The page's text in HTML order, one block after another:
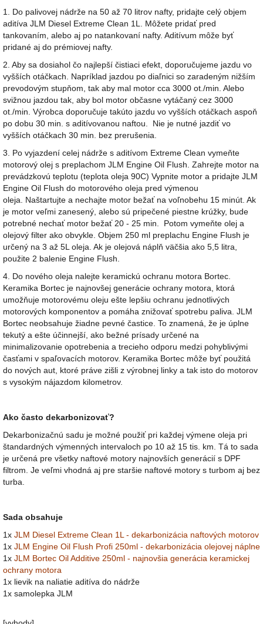
1. Do palivovej nádrže na 50 až 70 litrov nafty, pridajte celý objem
aditíva JLM Diesel Extreme Clean 1L. Môžete pridať pred
tankovaním, alebo aj po natankovaní nafty. Aditívum môže byť
pridané aj do prémiovej nafty.
2. Aby sa dosiahol čo najlepší čistiaci efekt, doporučujeme jazdu vo
vyšších otáčkach. Napríklad jazdou po diaľnici so zaradeným nižším
prevodovým stupňom, tak aby mal motor cca 3000 ot./min. Alebo
svižnou jazdou tak, aby bol motor občasne vytáčaný cez 3000
ot./min. Výrobca doporučuje takúto jazdu vo vyšších otáčkach aspoň
po dobu 30 min. s aditívovanou naftou. Nie je nutné jazdiť vo
vyšších otáčkach 30 min. bez prerušenia.
3. Po vyjazdení celej nádrže s aditívom Extreme Clean vymeňte
motorový olej s preplachom JLM Engine Oil Flush. Zahrejte motor na
prevádzkovú teplotu (teplota oleja 90C) Vypnite motor a pridajte JLM
Engine Oil Flush do motorového oleja pred výmenou
oleja. Naštartujte a nechajte motor bežať na voľnobehu 15 minút. Ak
je motor veľmi zanesený, alebo sú pripečené piestne krúžky, bude
potrebné nechať motor bežať 20 - 25 min. Potom vymeňte olej a
olejový filter ako obvykle. Objem 250 ml preplachu Engine Flush je
určený na 3 až 5L oleja. Ak je olejová náplň väčšia ako 5,5 litra,
použite 2 balenie Engine Flush.
4. Do nového oleja nalejte keramickú ochranu motora Bortec.
Keramika Bortec je najnovšej generácie ochrany motora, ktorá
umožňuje motorovému oleju ešte lepšiu ochranu jednotlivých
motorových komponentov a pomáha znižovať spotrebu paliva. JLM
Bortec neobsahuje žiadne pevné častice. To znamená, že je úplne
tekutý a ešte účinnejší, ako bežné prísady určené na
minimalizovanie opotrebenia a trecieho odporu medzi pohyblivými
časťami v spaľovacích motorov. Keramika Bortec môže byť použitá
do nových aut, ktoré práve zišli z výrobnej linky a tak isto do motorov
s vysokým nájazdom kilometrov.
Ako často dekarbonizovať?
Dekarbonizačnú sadu je možné použiť pri každej výmene oleja pri
štandardných výmenných intervaloch po 10 až 15 tis. km. Tá to sada
je určená pre všetky naftové motory najnovších generácií s DPF
filtrom. Je veľmi vhodná aj pre staršie naftové motory s turbom aj bez
turba.
Sada obsahuje
1x JLM Diesel Extreme Clean 1L - dekarbonizácia naftových motorov
1x JLM Engine Oil Flush Profi 250ml - dekarbonizácia olejovej náplne
1x JLM Bortec Oil Additive 250ml - najnovšia generácia keramickej
ochrany motora
1x lievik na naliatie aditíva do nádrže
1x samolepka JLM